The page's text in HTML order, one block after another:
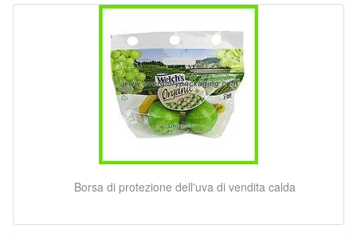
Borsa di protezione dell'uva di vendita calda